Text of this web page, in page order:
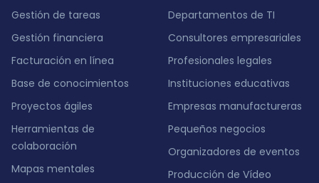
Gestión de tareas
Gestión financiera
Facturación en línea
Base de conocimientos
Proyectos ágiles
Herramientas de
colaboración
Mapas mentales
Departamentos de TI
Consultores empresariales
Profesionales legales
Instituciones educativas
Empresas manufactureras
Pequeños negocios
Organizadores de eventos
Producción de Vídeo